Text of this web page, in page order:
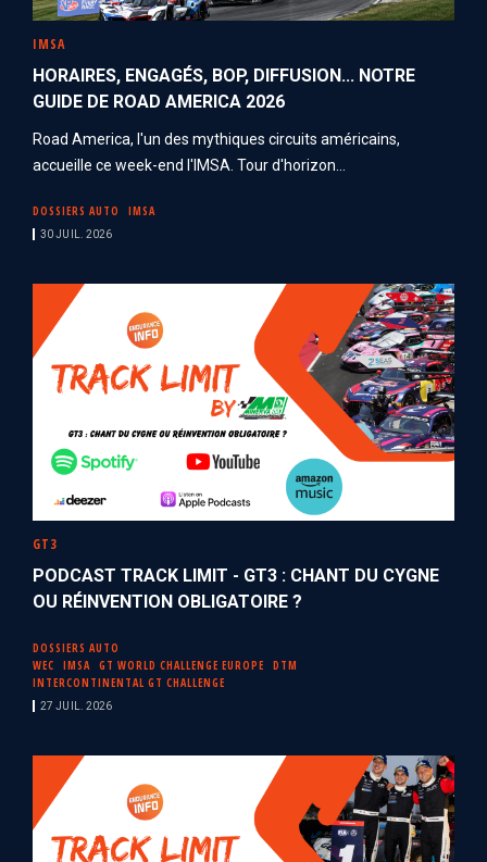
IMSA
HORAIRES, ENGAGÉS, BOP, DIFFUSION... NOTRE
GUIDE DE ROAD AMERICA 2026
Road America, l'un des mythiques circuits américains,
accueille ce week-end l'IMSA. Tour d'horizon...
DOSSIERS AUTO IMSA
30 JUIL. 2026
GT3
PODCAST TRACK LIMIT - GT3 : CHANT DU CYGNE
OU RÉINVENTION OBLIGATOIRE ?
DOSSIERS AUTO
WEC
IMSA GT WORLD CHALLENGE EUROPE
DTM
INTERCONTINENTAL GT CHALLENGE
27 JUIL. 2026